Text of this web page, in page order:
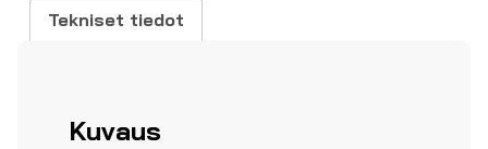
Tekniset tiedot
Kuvaus